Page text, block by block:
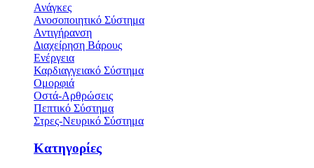
Ανάγκες
Ανοσοποιητικό Σύστημα
Αντιγήρανση
Διαχείρηση Βάρους
Ενέργεια
Καρδιαγγειακό Σύστημα
Ομορφιά
Οστά-Αρθρώσεις
Πεπτικό Σύστημα
Στρες-Νευρικό Σύστημα
Κατηγορίες